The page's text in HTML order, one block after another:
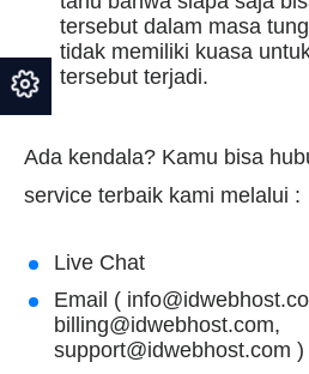
tersebut dalam masa
tidak memiliki kuasa
tersebut terjadi.
Ada kendala? Kamu bisa
service terbaik kami melalui :
Live Chat
Email (
billing@idwebhost.com,
support@idwebhost.com )